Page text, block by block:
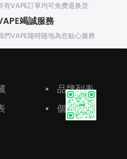
有VAPE訂單均可免费退换货
竭誠服務
們VAPE随時随地為您贴心服務
▪
品牌列表
▪
個人中心